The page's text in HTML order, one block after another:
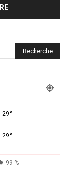
29°
29°
99 %